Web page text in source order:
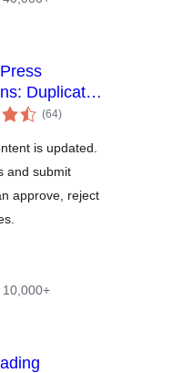
Duplicate
Content
(64個
の
価
)
is updated.
and submit
approve, reject
10,000+